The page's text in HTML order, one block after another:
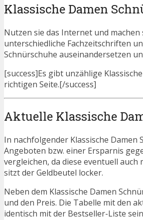
Klassische Damen
Nutzen sie das Internet und
unterschiedliche Fachzeitschriften
Schnürschuhe auseinandersetzen
[success]Es gibt unzählige
richtigen Seite.[/success]
Aktuelle Klassische
In nachfolgender Klassische
Angeboten bzw. einer Ersparnis
vergleichen, da diese eventuell
sitzt der Geldbeutel locker.
Neben dem Klassische Damen
und den Preis. Die Tabelle mit den
identisch mit der Bestseller-Liste